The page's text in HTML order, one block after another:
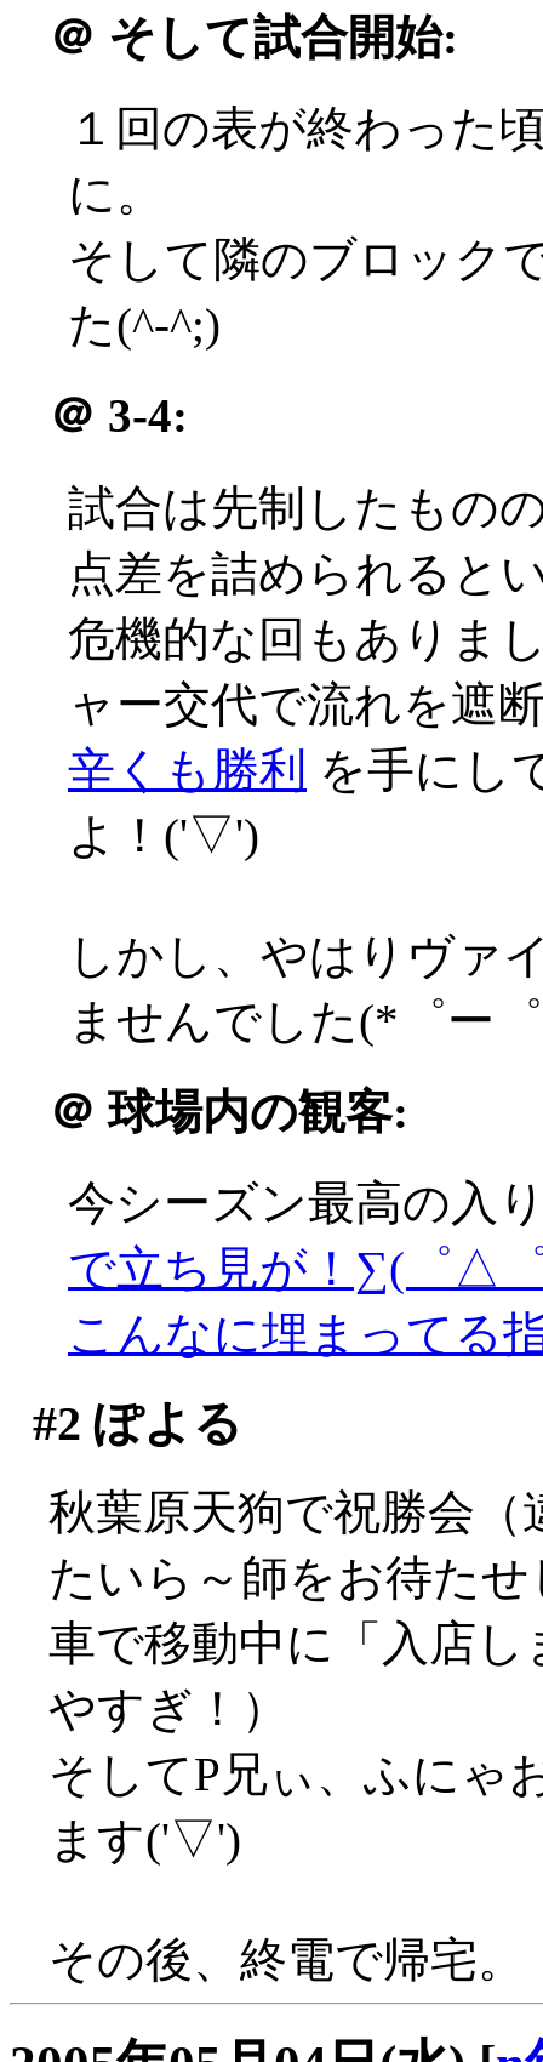
＠ そして試合開始:
１回の表が終わった
に。
そして隣のブロック
た(^-^;)
＠ 3-4:
試合は先制したもの
点差を詰められると
危機的な回もありま
ャー交代で流れを遮
辛くも勝利 を手にし
よ！('▽')
しかし、やはりヴァ
ませんでした(*゜ー
＠ 球場内の観客:
今シーズン最高の入
で立ち見が！∑(゜△
こんなに埋まってる
#2 ぽよる
秋葉原天狗で祝勝会（
たいら～師をお待た
車で移動中に「入店
やすぎ！）
そしてP兄ぃ、ふにゃ
ます('▽')
その後、終電で帰宅。